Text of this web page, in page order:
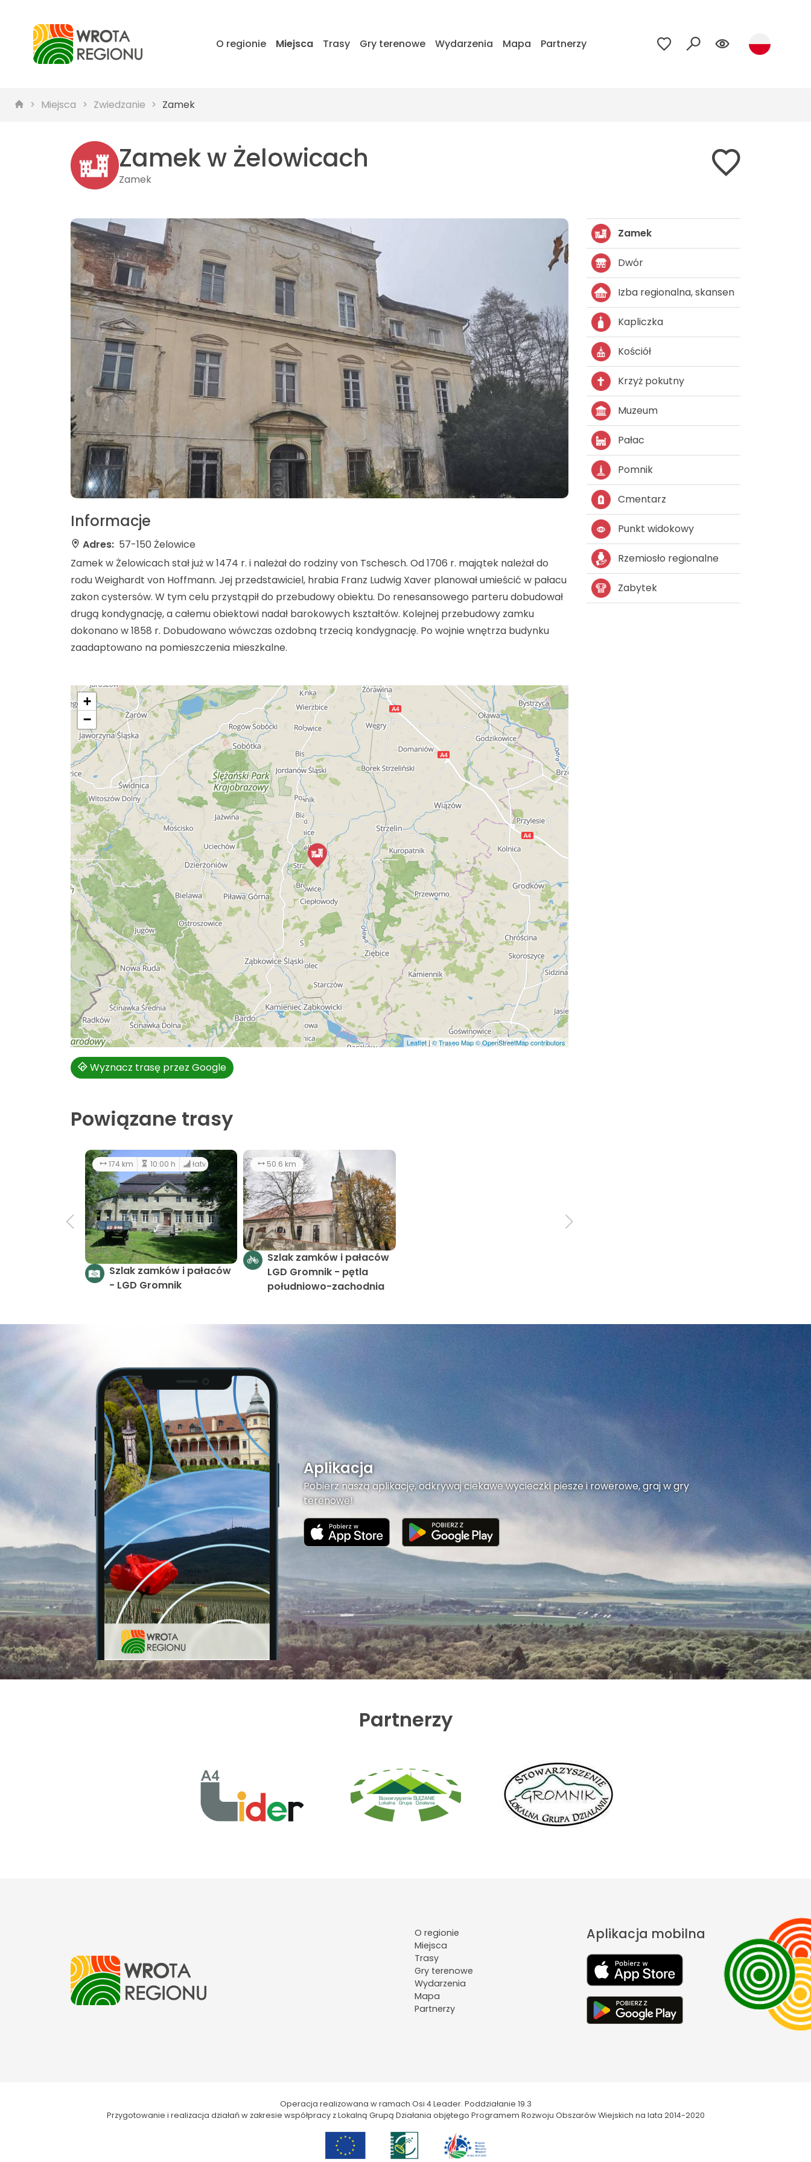
O regionie Miejsca Trasy Gry terenowe Wydarzenia Mapa Partnerzy
Miejsca Zwiedzanie Zamek
Zamek w Żelowicach
Zamek
Informacje
Adres: 57-150 Żelowice
Zamek w Żelowicach stał już w 1474 r. i należał do rodziny von Tschesch. Od 1706 r. majątek należał do
rodu Weighardt von Hoffmann. Jej przedstawiciel, hrabia Franz Ludwig Xaver planował umieścić w pałacu
zakon cystersów. W tym celu przystąpił do przebudowy obiektu. Do renesansowego parteru dobudował
drugą kondygnację, a całemu obiektowi nadał barokowych kształtów. Kolejnej przebudowy zamku
dokonano w 1858 r. Dobudowano wówczas ozdobną trzecią kondygnację. Po wojnie wnętrza budynku
zaadaptowano na pomieszczenia mieszkalne.
+
−
Leaflet |© Traseo Map© OpenStreetMap contributors
Wyznacz trasę przez Google
Powiązane trasy
174 km 10:00 h łatwy
Szlak zamków i pałaców
- LGD Gromnik
50.6 km
Szlak zamków i pałaców
LGD Gromnik - pętla
południowo-zachodnia
Zamek
Dwór
Izba regionalna, skansen
Kapliczka
Kościół
Krzyż pokutny
Muzeum
Pałac
Pomnik
Cmentarz
Punkt widokowy
Rzemiosło regionalne
Zabytek
Aplikacja
Pobierz naszą aplikację, odkrywaj ciekawe wycieczki piesze i rowerowe, graj w gry
terenowe!
Partnerzy
O regionie
Miejsca
Trasy
Gry terenowe
Wydarzenia
Mapa
Partnerzy
Aplikacja mobilna
Operacja realizowana w ramach Osi 4 Leader. Poddziałanie 19.3
Przygotowanie i realizacja działań w zakresie współpracy z Lokalną Grupą Działania objętego Programem Rozwoju Obszarów Wiejskich na lata 2014-2020